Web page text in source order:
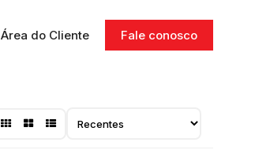
Fale conosco
Área do Cliente